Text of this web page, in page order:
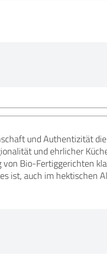
und Authentizität
und ehrlicher
Bio-Fertiggerichten
ist, auch im hektischen